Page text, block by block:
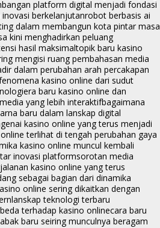
platform digital menjadi fondasi
berkelanjutanrobot berbasis ai
dalam membangun kota pintar masa
kini menghadirkan peluang
hasil maksimaltopik baru kasino
mengisi ruang pembahasan media
dalam perubahan arah percakapan
kasino online dari sudut
era baru kasino online dan
yang lebih interaktifbagaimana
baru dalam lanskap digital
kasino online yang terus menjadi
terlihat di tengah perubahan gaya
kasino online muncul kembali
inovasi platformsorotan media
kasino online yang terus
sebagai bagian dari dinamika
online sering dikaitkan dengan
lanskap teknologi terbaru
terhadap kasino onlinecara baru
baru seiring munculnya beragam